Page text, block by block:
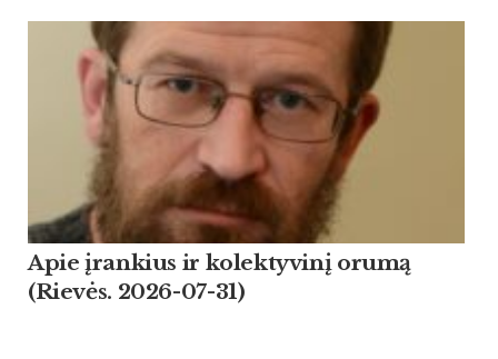
Apie įrankius ir kolektyvinį orumą
(Rievės. 2026-07-31)